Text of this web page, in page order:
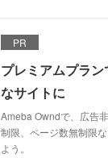
PR
プレミアムプラ
なサイトに
Ameba Owndで、広告
制限、ページ数無制限
よう。